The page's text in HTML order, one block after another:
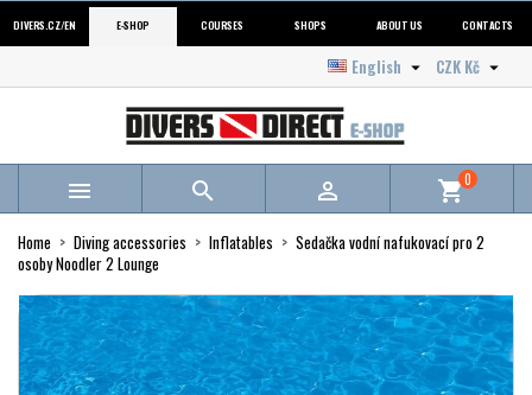
DIVERS.CZ/EN E-SHOP COURSES SHOPS ABOUT US CONTACTS
CZK Kč 
English 
   shopping_cart0
Home Diving accessories Inflatables
Sedačka vodní nafukovací pro 2
osoby Noodler 2 Lounge